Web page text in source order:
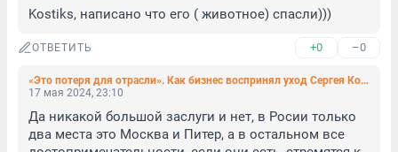
Kostiks, написано что его ( животное) спасли)))
ОТВЕТИТЬ +0 –0
«Это потеря для отрасли». Как бизнес воспринял уход Сергея Корнеева с поста главы комитета по туризму
17 мая 2024, 23:10
Да никакой большой заслуги и нет, в Росии только
два места это Москва и Питер, а в остальном все